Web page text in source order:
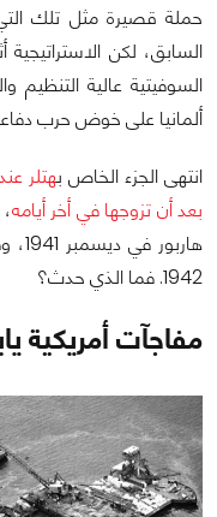
حملة قصيرة مثل تلك التي
السابق، لكن
ألمانيا على خوض حرب
انتهى الجزء الخاص بهتلر
بعد أن تزوجها في أخر أيامه
1942. فما الذي حدث؟
مفاجآت أمريكية